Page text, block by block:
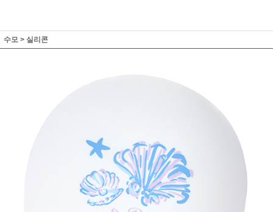
수모 > 실리콘